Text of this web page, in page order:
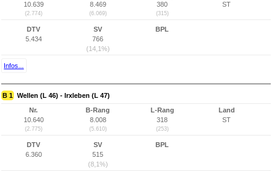
10.639
(2.774)
8.469
(6.069)
380
(315)
ST
DTV
5.434
SV
766
(14,1%)
BPL
Infos...
B 1 Wellen (L 46) - Irxleben (L 47)
Nr.
10.640
(2.775)
B-Rang
8.008
(5.610)
L-Rang
318
(253)
Land
ST
DTV
6.360
SV
515
(8,1%)
BPL